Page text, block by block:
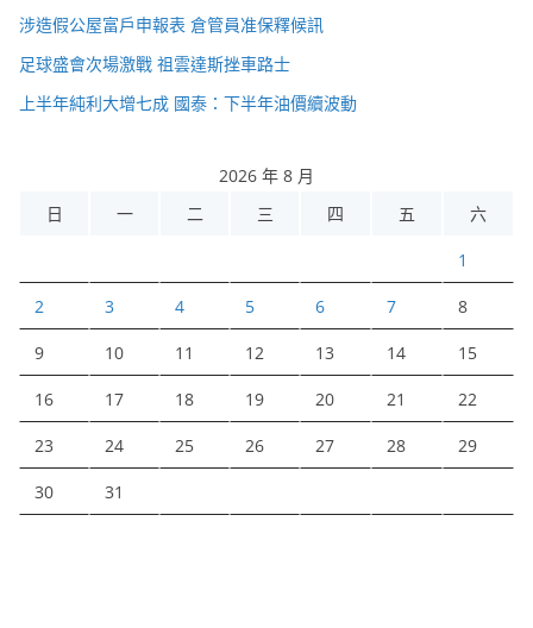
涉造假公屋富戶申報表 倉管員准保釋候訊
足球盛會次場激戰 祖雲達斯挫車路士
上半年純利大增七成 國泰：下半年油價續波動
2026 年 8 月
日
一 二 三 四 五 六
1
2 3 4 5 6 7 8
9 10 11 12 13 14 15
16 17 18 19 20 21 22
23 24 25 26 27 28 29
30 31